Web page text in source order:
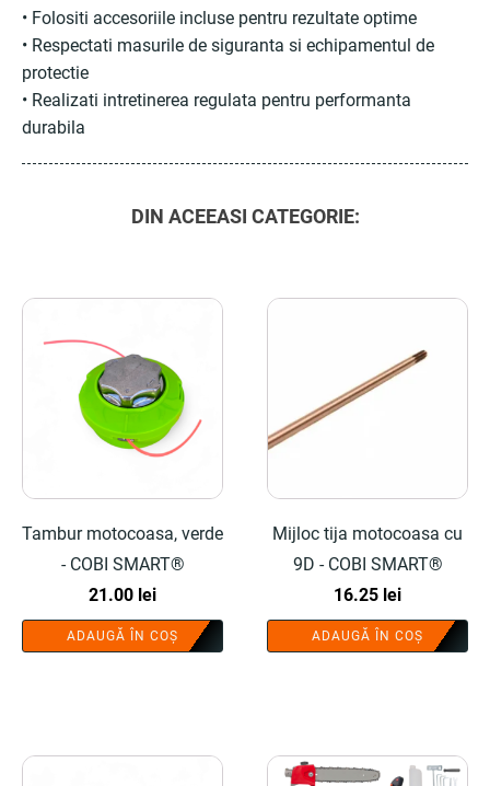
• Folositi accesoriile incluse pentru rezultate optime
• Respectati masurile de siguranta si echipamentul de
protectie
• Realizati intretinerea regulata pentru performanta
durabila
DIN ACEEASI CATEGORIE:
Tambur motocoasa, verde
- COBI SMART®
21.00 lei
ADAUGĂ ÎN COȘ
Mijloc tija motocoasa cu
9D - COBI SMART®
16.25 lei
ADAUGĂ ÎN COȘ